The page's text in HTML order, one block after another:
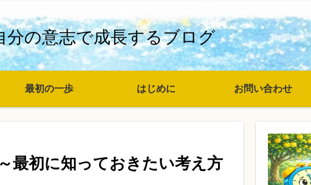
分の意志で成長するブログ
最初の一歩 はじめに お問い合わせ
初に知っておきたい考え方